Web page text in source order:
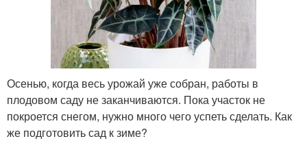
Осенью, когда весь урожай уже собран, работы в
плодовом саду не заканчиваются. Пока участок не
покроется снегом, нужно много чего успеть сделать. Как
же подготовить сад к зиме?